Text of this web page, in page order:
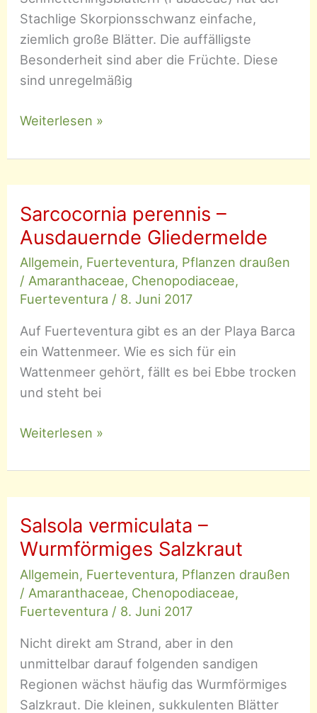
Stachlige Skorpionsschwanz einfache,
ziemlich große Blätter. Die auffälligste
Besonderheit sind aber die Früchte. Diese
sind unregelmäßig
Scorpiurus
–
Stachliger
Weiterlesen »
Sarcocornia perennis –
Ausdauernde Gliedermelde
Allgemein, Fuerteventura, Pflanzen draußen
/ Amaranthaceae, Chenopodiaceae,
Fuerteventura / 8. Juni 2017
Auf Fuerteventura gibt es an der Playa Barca
ein Wattenmeer. Wie es sich für ein
Wattenmeer gehört, fällt es bei Ebbe trocken
und steht bei
Sarcocornia
–
Ausdauernde
Gliedermelde
Weiterlesen »
Salsola vermiculata –
Wurmförmiges Salzkraut
Allgemein, Fuerteventura, Pflanzen draußen
/ Amaranthaceae, Chenopodiaceae,
Fuerteventura / 8. Juni 2017
Nicht direkt am Strand, aber in den
unmittelbar darauf folgenden sandigen
Regionen wächst häufig das Wurmförmiges
Salzkraut. Die kleinen, sukkulenten Blätter